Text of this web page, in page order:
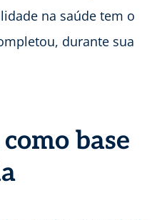
na saúde tem o
durante sua
base